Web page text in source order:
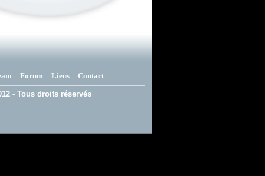
Forum Liens Contact
- Tous droits réservés